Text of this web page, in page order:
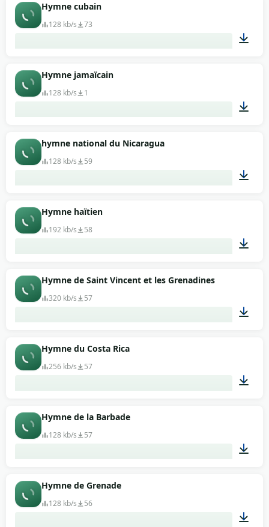
Hymne cubain
128 kb/s 73
Hymne jamaïcain
128 kb/s 1
hymne national du Nicaragua
128 kb/s 59
Hymne haïtien
192 kb/s 58
Hymne de Saint Vincent et les Grenadines
320 kb/s 57
Hymne du Costa Rica
256 kb/s 57
Hymne de la Barbade
128 kb/s 57
Hymne de Grenade
128 kb/s 56